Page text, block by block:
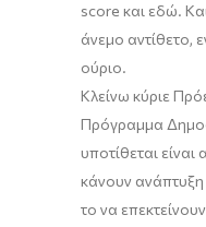
score και εδώ.
άνεμο αντίθετο,
ούριο.
Κλείνω κύριε
Πρόγραμμα Δ
υποτίθεται είναι
κάνουν
το να